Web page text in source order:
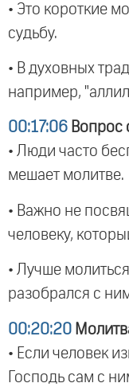
• Это короткие
судьбу.
• В духовных
например,
00:17:06 Вопрос
• Люди часто
мешает молитве.
• Важно не
человеку,
• Лучше
разобрался с
00:20:20
• Если человек
Господь сам с